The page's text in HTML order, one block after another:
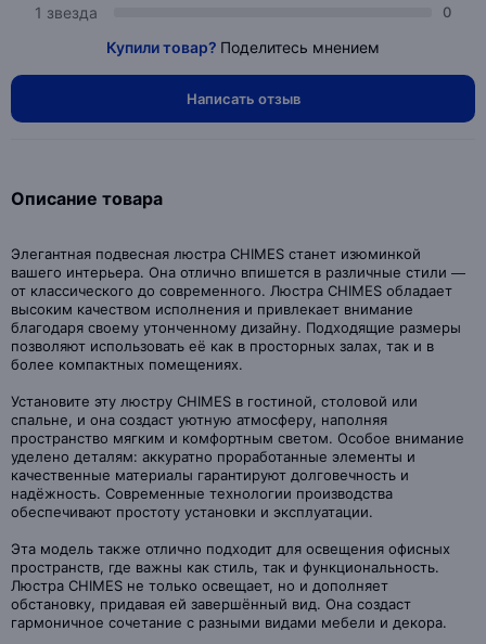
1 звезда 0
Купили товар? Поделитесь мнением
Написать отзыв
Описание товара
Элегантная подвесная люстра CHIMES станет изюминкой
вашего интерьера. Она отлично впишется в различные стили —
от классического до современного. Люстра CHIMES обладает
высоким качеством исполнения и привлекает внимание
благодаря своему утонченному дизайну. Подходящие размеры
позволяют использовать её как в просторных залах, так и в
более компактных помещениях.
Установите эту люстру CHIMES в гостиной, столовой или
спальне, и она создаст уютную атмосферу, наполняя
пространство мягким и комфортным светом. Особое внимание
уделено деталям: аккуратно проработанные элементы и
качественные материалы гарантируют долговечность и
надёжность. Современные технологии производства
обеспечивают простоту установки и эксплуатации.
Эта модель также отлично подходит для освещения офисных
пространств, где важны как стиль, так и функциональность.
Люстра CHIMES не только освещает, но и дополняет
обстановку, придавая ей завершённый вид. Она создаст
гармоничное сочетание с разными видами мебели и декора.